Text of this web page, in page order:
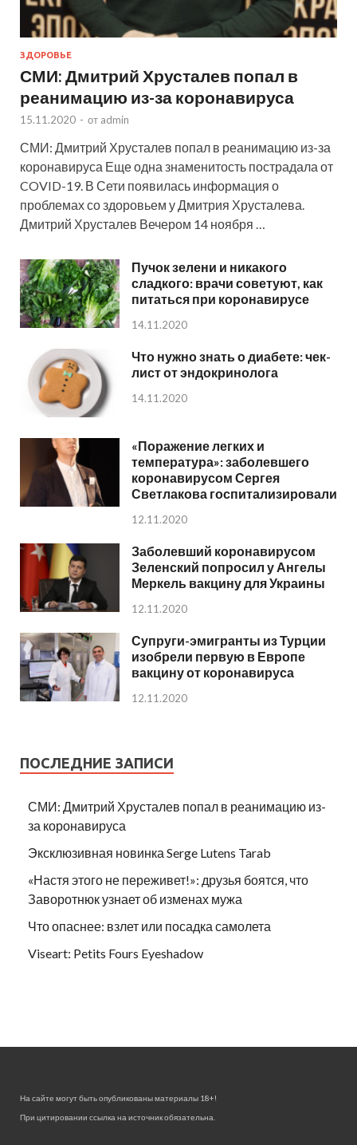
ЗДОРОВЬЕ
СМИ: Дмитрий Хрусталев попал в
реанимацию из-за коронавируса
15.11.2020 - от admin
СМИ: Дмитрий Хрусталев попал в реанимацию из-за
коронавируса Еще одна знаменитость пострадала от
COVID-19. В Сети появилась информация о
проблемах со здоровьем у Дмитрия Хрусталева.
Дмитрий Хрусталев Вечером 14 ноября …
Пучок зелени и никакого
сладкого: врачи советуют, как
питаться при коронавирусе
14.11.2020
Что нужно знать о диабете: чек-
лист от эндокринолога
14.11.2020
«Поражение легких и
температура»: заболевшего
коронавирусом Сергея
Светлакова госпитализировали
12.11.2020
Заболевший коронавирусом
Зеленский попросил у Ангелы
Меркель вакцину для Украины
12.11.2020
Супруги-эмигранты из Турции
изобрели первую в Европе
вакцину от коронавируса
12.11.2020
ПОСЛЕДНИЕ ЗАПИСИ
СМИ: Дмитрий Хрусталев попал в реанимацию из-
за коронавируса
Эксклюзивная новинка Serge Lutens Tarab
«Настя этого не переживет!»: друзья боятся, что
Заворотнюк узнает об изменах мужа
Что опаснее: взлет или посадка самолета
Viseart: Petits Fours Eyeshadow
На сайте могут быть опубликованы материалы 18+!
При цитировании ссылка на источник обязательна.